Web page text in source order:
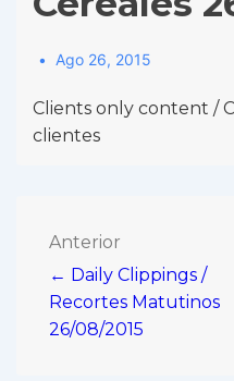
Ago 26, 2015
Clients only content /
clientes
Navegación
de
entradas
Anterior
← Daily Clippings /
Recortes Matutinos
26/08/2015